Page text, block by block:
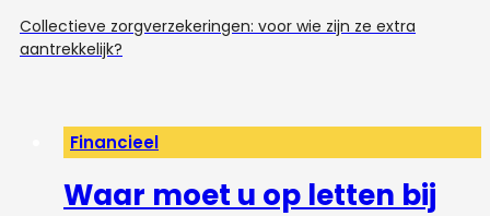
Collectieve zorgverzekeringen: voor wie zijn ze extra
aantrekkelijk?
Financieel
Waar moet u op letten bij